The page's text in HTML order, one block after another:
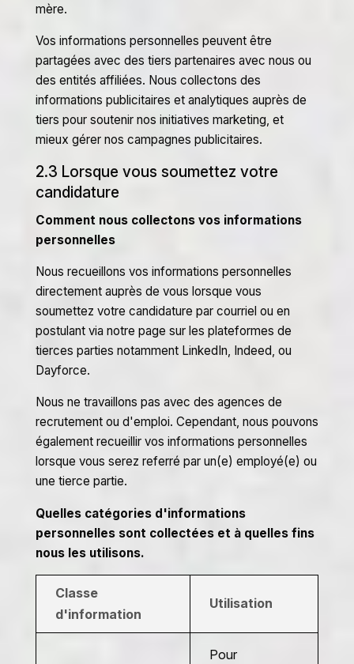
mère.
Vos informations personnelles peuvent être
partagées avec des tiers partenaires avec nous ou
des entités affiliées. Nous collectons des
informations publicitaires et analytiques auprès de
tiers pour soutenir nos initiatives marketing, et
mieux gérer nos campagnes publicitaires.
2.3 Lorsque vous soumettez votre
candidature
Comment nous collectons vos informations
personnelles
Nous recueillons vos informations personnelles
directement auprès de vous lorsque vous
soumettez votre candidature par courriel ou en
postulant via notre page sur les plateformes de
tierces parties notamment LinkedIn, Indeed, ou
Dayforce.
Nous ne travaillons pas avec des agences de
recrutement ou d'emploi. Cependant, nous pouvons
également recueillir vos informations personnelles
lorsque vous serez referré par un(e) employé(e) ou
une tierce partie.
Quelles catégories d'informations
personnelles sont collectées et à quelles fins
nous les utilisons.
Classe
d'information
Utilisation
Pour